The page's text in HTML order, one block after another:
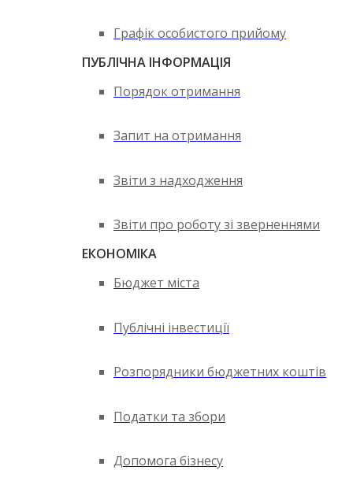
Графік особистого прийому
ПУБЛІЧНА ІНФОРМАЦІЯ
Порядок отримання
Запит на отримання
Звіти з надходження
Звіти про роботу зі зверненнями
ЕКОНОМІКА
Бюджет міста
Публічні інвестиції
Розпорядники бюджетних коштів
Податки та збори
Допомога бізнесу